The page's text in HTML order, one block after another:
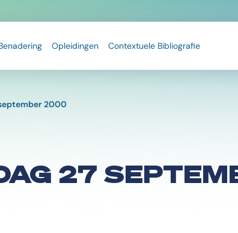
Opleidingen Contextuele Bibliografie
2000
27